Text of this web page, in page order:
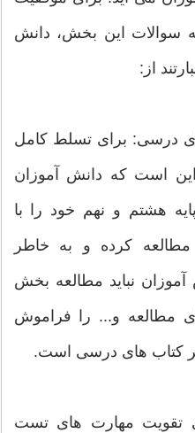
سوالات این بخش، دانش
از:
درسی: برای تسلط کامل
است که دانش آموزان
هشتم و نهم خود را با
کرده و به خاطر
نباید مطالعه بخش
مطالعه و... را فراموش
کتاب های درسی است.
تقویت مهارت های تست